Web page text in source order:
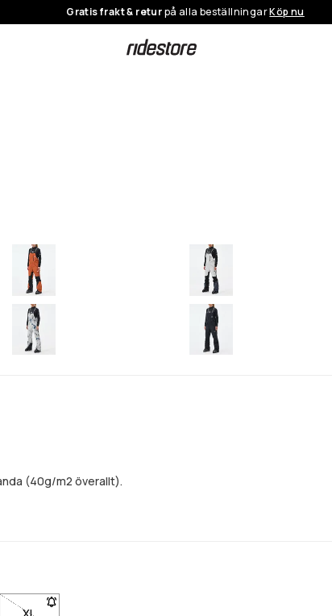
Gratis frakt & returpå alla beställningarKöp nu
(40g/m2 överallt).